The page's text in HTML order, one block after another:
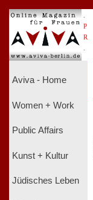
P
R
Aviva - Home
Women + Work
Public Affairs
Kunst + Kultur
Jüdisches Leben